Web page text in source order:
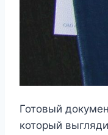
Готовый
который